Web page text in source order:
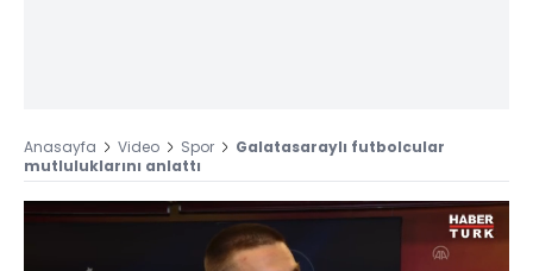
Anasayfa Video Spor
Galatasaraylı futbolcular
mutluluklarını anlattı